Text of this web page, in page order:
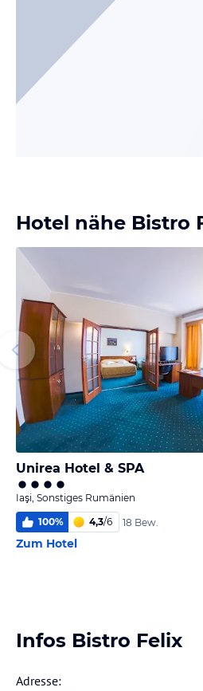
Hotel nähe Bistro
Unirea Hotel & SPA
Iaşi, Sonstiges Rumänien
100% 4,3/6 18 Bew.
Zum Hotel
Infos Bistro Felix
Adresse: